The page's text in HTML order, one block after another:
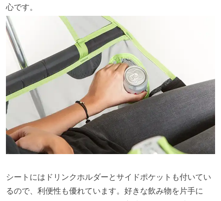
心です。
シートにはドリンクホルダーとサイドポケットも付いてい
るので、利便性も優れています。好きな飲み物を片手に